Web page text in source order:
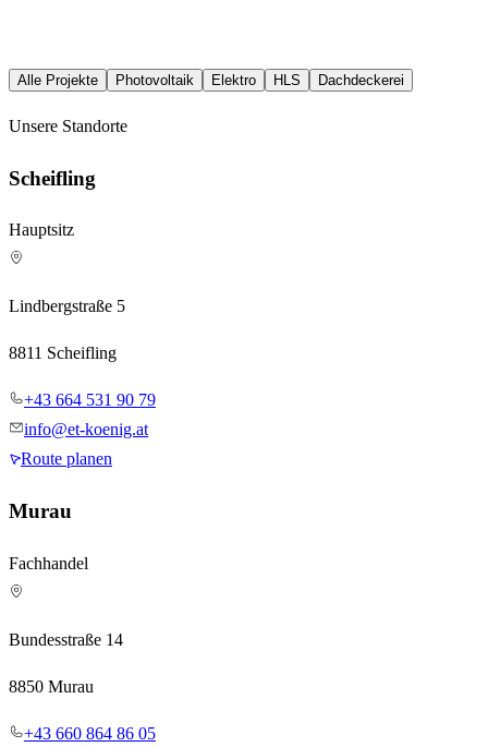
Alle Projekte Photovoltaik Elektro HLS Dachdeckerei
Unsere Standorte
Scheifling
Hauptsitz
Lindbergstraße 5
8811 Scheifling
+43 664 531 90 79
info@et-koenig.at
Route planen
Murau
Fachhandel
Bundesstraße 14
8850 Murau
+43 660 864 86 05